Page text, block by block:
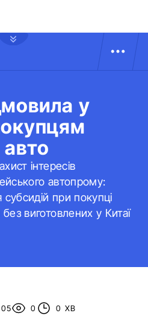
у
інтересів
автопрому:
при покупці
виготовлених у Китаї
0 0 ХВ